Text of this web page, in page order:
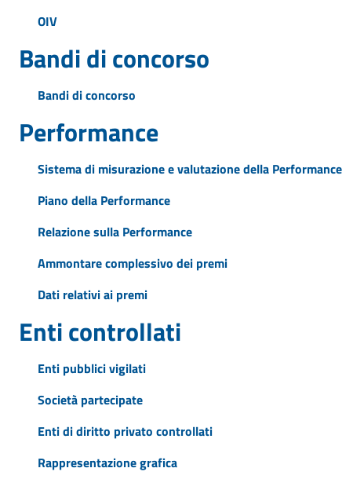
OIV
Bandi di concorso
Bandi di concorso
Performance
Sistema di misurazione e valutazione della Performance
Piano della Performance
Relazione sulla Performance
Ammontare complessivo dei premi
Dati relativi ai premi
Enti controllati
Enti pubblici vigilati
Società partecipate
Enti di diritto privato controllati
Rappresentazione grafica